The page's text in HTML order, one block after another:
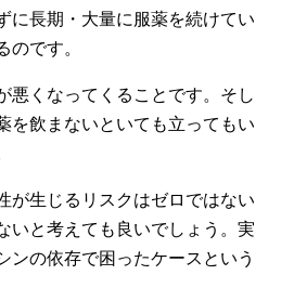
に長期・大量に服薬を続けてい
です。
悪くなってくることです。そし
を飲まないといても立ってもい
が生じるリスクはゼロではない
いと考えても良いでしょう。実
ンの依存で困ったケースという